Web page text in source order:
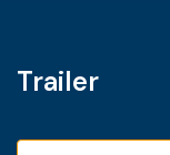
Trailer